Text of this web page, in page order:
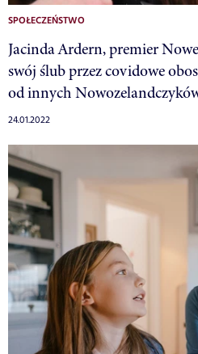
SPOŁECZEŃSTWO
Jacinda Ardern, premier
swój ślub przez covidowe
od innych
24.01.2022